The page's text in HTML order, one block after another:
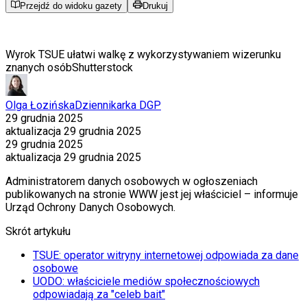
Przejdź do widoku gazety
Drukuj
Wyrok TSUE ułatwi walkę z wykorzystywaniem wizerunku
znanych osóbShutterstock
Olga ŁozińskaDziennikarka DGP
29 grudnia 2025
aktualizacja 29 grudnia 2025
29 grudnia 2025
aktualizacja 29 grudnia 2025
Administratorem danych osobowych w ogłoszeniach
publikowanych na stronie WWW jest jej właściciel – informuje
Urząd Ochrony Danych Osobowych.
Skrót artykułu
TSUE: operator witryny internetowej odpowiada za dane
osobowe
UODO: właściciele mediów społecznościowych
odpowiadają za "celeb bait"